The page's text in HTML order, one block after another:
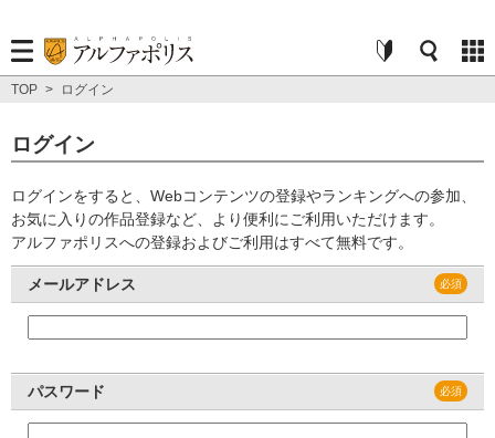
TOP > ログイン
ログイン
ログインをすると、Webコンテンツの登録やランキングへの参加、
お気に入りの作品登録など、より便利にご利用いただけます。
アルファポリスへの登録およびご利用はすべて無料です。
メールアドレス
パスワード